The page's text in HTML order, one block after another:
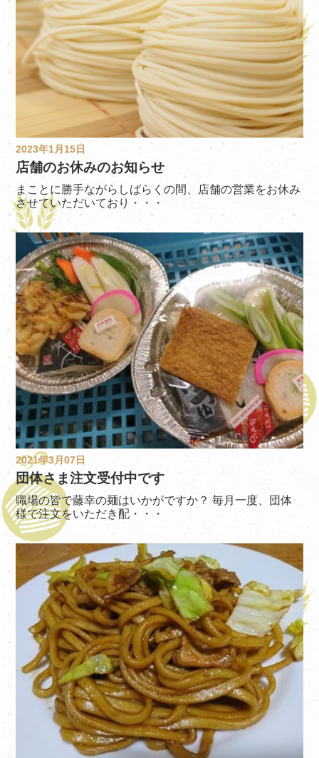
2023年1月15日
店舗のお休みのお知らせ
まことに勝手ながらしばらくの間、店舗の営業をお休み
させていただいており・・・
2021年3月07日
団体さま注文受付中です
職場の皆で藤幸の麺はいかがですか？ 毎月一度、団体
様で注文をいただき配・・・